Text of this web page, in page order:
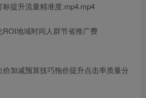
提升流量精准度.mp4.mp4
地域时间人群节省推广费
加减预算技巧拖价提升点击率质量分